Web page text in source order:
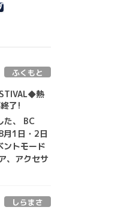
ふくもと
熱
了!
た、 BC
月1日・2日
ントモード
、アクセサ
しらまさ